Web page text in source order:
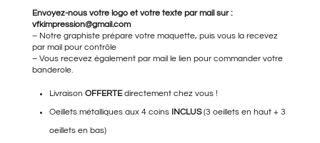
ÉTAIT :
69,90€.
EST :
39,90€.
Envoyez-nous votre logo et votre texte par mail sur :
vfkimpression@gmail.com
– Notre graphiste prépare votre maquette, puis vous la recevez
par mail pour contrôle
– Vous recevez également par mail le lien pour commander votre
banderole.
Livraison OFFERTEdirectement chez vous !
Oeillets métalliques aux 4 coins INCLUS(3 oeillets en haut + 3
oeillets en bas)